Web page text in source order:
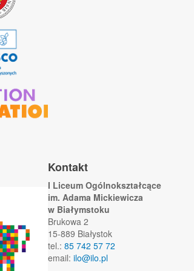
Kontakt
I Liceum Ogólnokształcące
im. Adama Mickiewicza
w Białymstoku
Brukowa 2
15-889 Białystok
tel.: 85 742 57 72
email: ilo@ilo.pl